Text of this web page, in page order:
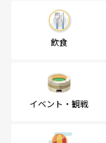
飲食
イベント・観戦